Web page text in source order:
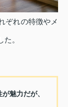
ぞれの特徴やメ
。
魅力だが、